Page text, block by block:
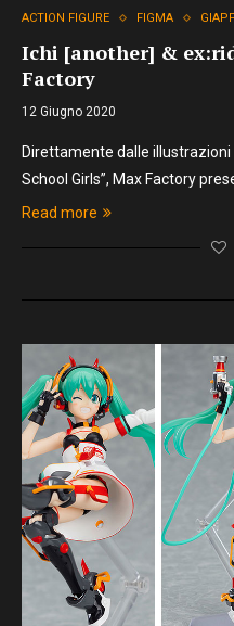
ACTION FIGURE FIGMA
Ichi [another] &
Factory
12 Giugno 2020
Direttamente dalle illustrazioni
School Girls”, Max Factory
Read more